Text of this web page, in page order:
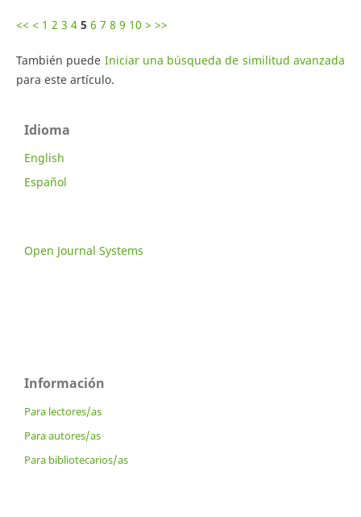
<< < 1 2 3 4 5 6 7 8 9 10 > >>
También puede Iniciar una búsqueda de similitud avanzada
para este artículo.
Idioma
English
Español
Open Journal Systems
Información
Para lectores/as
Para autores/as
Para bibliotecarios/as